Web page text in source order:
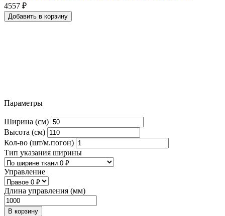
4557 ₽
Добавить в корзину
Параметры
Ширина (см)
Высота (см)
Кол-во (шт/м.погон)
Тип указания ширины
Управление
Длина управления (мм)
В корзину